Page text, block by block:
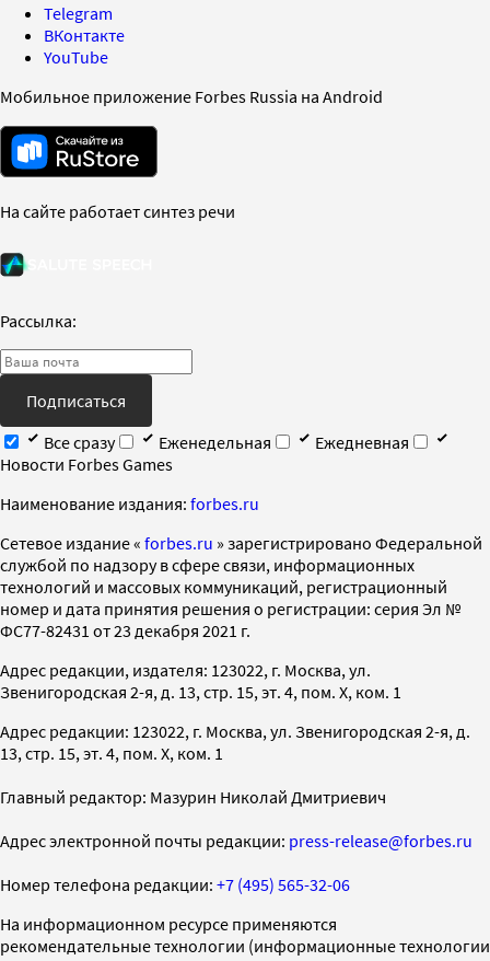
Telegram
ВКонтакте
YouTube
Мобильное приложение Forbes Russia на Android
На сайте работает синтез речи
Рассылка:
Подписаться
Все сразу
Еженедельная
Ежедневная
Новости Forbes Games
Наименование издания: forbes.ru
Cетевое издание « forbes.ru » зарегистрировано Федеральной
службой по надзору в сфере связи, информационных
технологий и массовых коммуникаций, регистрационный
номер и дата принятия решения о регистрации: серия Эл №
ФС77-82431 от 23 декабря 2021 г.
Адрес редакции, издателя: 123022, г. Москва, ул.
Звенигородская 2-я, д. 13, стр. 15, эт. 4, пом. X, ком. 1
Адрес редакции: 123022, г. Москва, ул. Звенигородская 2-я, д.
13, стр. 15, эт. 4, пом. X, ком. 1
Главный редактор: Мазурин Николай Дмитриевич
Адрес электронной почты редакции: press-release@forbes.ru
Номер телефона редакции: +7 (495) 565-32-06
На информационном ресурсе применяются
рекомендательные технологии (информационные технологии